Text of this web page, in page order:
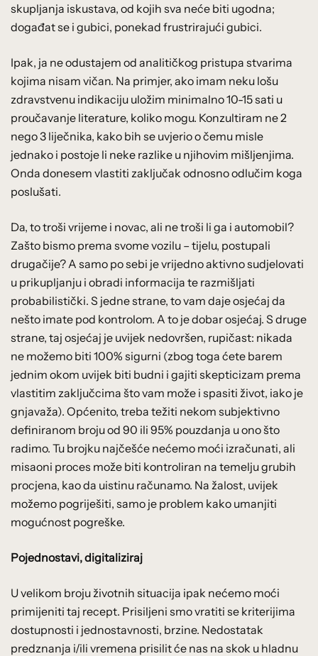
skupljanja iskustava, od kojih sva neće biti ugodna;
događat se i gubici, ponekad frustrirajući gubici.
Ipak, ja ne odustajem od analitičkog pristupa stvarima
kojima nisam vičan. Na primjer, ako imam neku lošu
zdravstvenu indikaciju uložim minimalno 10-15 sati u
proučavanje literature, koliko mogu. Konzultiram ne 2
nego 3 liječnika, kako bih se uvjerio o čemu misle
jednako i postoje li neke razlike u njihovim mišljenjima.
Onda donesem vlastiti zaključak odnosno odlučim koga
poslušati.
Da, to troši vrijeme i novac, ali ne troši li ga i automobil?
Zašto bismo prema svome vozilu – tijelu, postupali
drugačije? A samo po sebi je vrijedno aktivno sudjelovati
u prikupljanju i obradi informacija te razmišljati
probabilistički. S jedne strane, to vam daje osjećaj da
nešto imate pod kontrolom. A to je dobar osjećaj. S druge
strane, taj osjećaj je uvijek nedovršen, rupičast: nikada
ne možemo biti 100% sigurni (zbog toga ćete barem
jednim okom uvijek biti budni i gajiti skepticizam prema
vlastitim zaključcima što vam može i spasiti život, iako je
gnjavaža). Općenito, treba težiti nekom subjektivno
definiranom broju od 90 ili 95% pouzdanja u ono što
radimo. Tu brojku najčešće nećemo moći izračunati, ali
misaoni proces može biti kontroliran na temelju grubih
procjena, kao da uistinu računamo. Na žalost, uvijek
možemo pogriješiti, samo je problem kako umanjiti
mogućnost pogreške.
Pojednostavi, digitaliziraj
U velikom broju životnih situacija ipak nećemo moći
primijeniti taj recept. Prisiljeni smo vratiti se kriterijima
dostupnosti i jednostavnosti, brzine. Nedostatak
predznanja i/ili vremena prisilit će nas na skok u hladnu